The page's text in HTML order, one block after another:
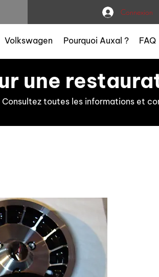
Connexion
Volkswagen Pourquoi Auxal ? FAQ
une
toutes les informations et